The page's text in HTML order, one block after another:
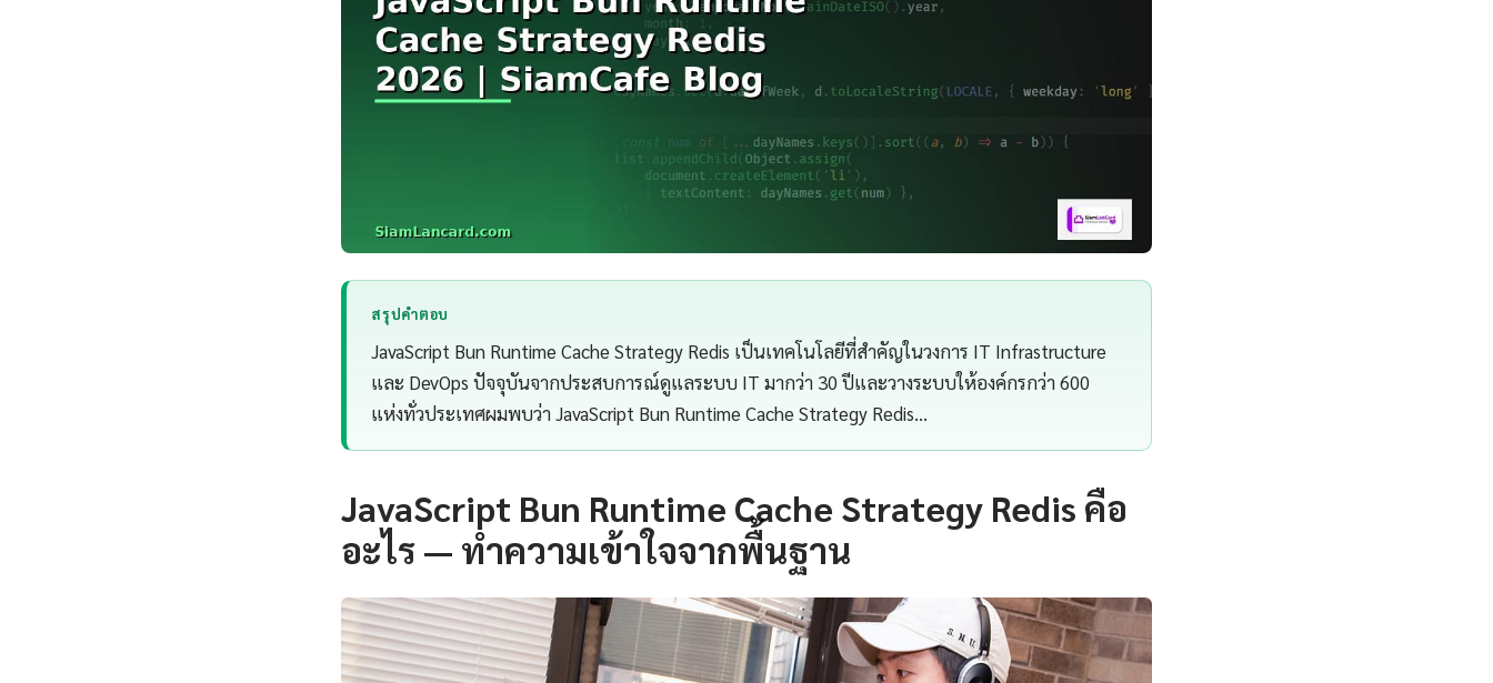
สรุปคำตอบ
JavaScript Bun Runtime Cache Strategy Redis เป็นเทคโนโลยีที่สำคัญในวงการ IT Infrastructure
และ DevOps ปัจจุบันจากประสบการณ์ดูแลระบบ IT มากว่า 30 ปีและวางระบบให้องค์กรกว่า 600
แห่งทั่วประเทศผมพบว่า JavaScript Bun Runtime Cache Strategy Redis…
JavaScript Bun Runtime Cache Strategy Redis คือ
อะไร — ทำความเข้าใจจากพื้นฐาน